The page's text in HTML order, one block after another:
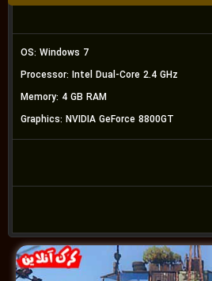
OS: Windows 7
Processor: Intel Dual-Core 2.4 GHz
Memory: 4 GB RAM
Graphics: NVIDIA GeForce 8800GT